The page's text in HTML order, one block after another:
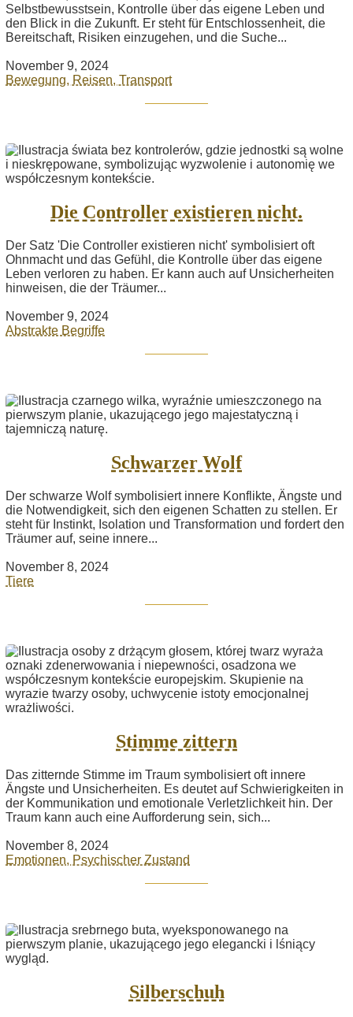
Selbstbewusstsein, Kontrolle über das eigene Leben und
den Blick in die Zukunft. Er steht für Entschlossenheit, die
Bereitschaft, Risiken einzugehen, und die Suche...
November 9, 2024
Bewegung, Reisen, Transport
Die Controller existieren nicht.
Der Satz 'Die Controller existieren nicht' symbolisiert oft
Ohnmacht und das Gefühl, die Kontrolle über das eigene
Leben verloren zu haben. Er kann auch auf Unsicherheiten
hinweisen, die der Träumer...
November 9, 2024
Abstrakte Begriffe
Schwarzer Wolf
Der schwarze Wolf symbolisiert innere Konflikte, Ängste und
die Notwendigkeit, sich den eigenen Schatten zu stellen. Er
steht für Instinkt, Isolation und Transformation und fordert den
Träumer auf, seine innere...
November 8, 2024
Tiere
Stimme zittern
Das zitternde Stimme im Traum symbolisiert oft innere
Ängste und Unsicherheiten. Es deutet auf Schwierigkeiten in
der Kommunikation und emotionale Verletzlichkeit hin. Der
Traum kann auch eine Aufforderung sein, sich...
November 8, 2024
Emotionen, Psychischer Zustand
Silberschuh